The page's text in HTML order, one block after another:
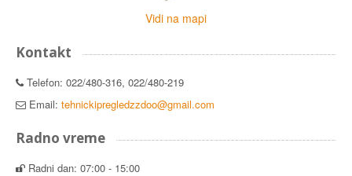
Vidi na mapi
Kontakt
Telefon: 022/480-316, 022/480-219
Email: tehnickipregledzzdoo@gmail.com
Radno vreme
Radni dan: 07:00 - 15:00